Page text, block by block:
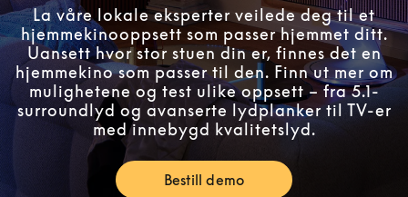
La våre lokale eksperter veilede deg til et
hjemmekinooppsett som passer hjemmet ditt.
Uansett hvor stor stuen din er, finnes det en
hjemmekino som passer til den. Finn ut mer om
mulighetene og test ulike oppsett – fra 5.1-
surroundlyd og avanserte lydplanker til TV-er
med innebygd kvalitetslyd.
Bestill demoLink Opens in New Tab